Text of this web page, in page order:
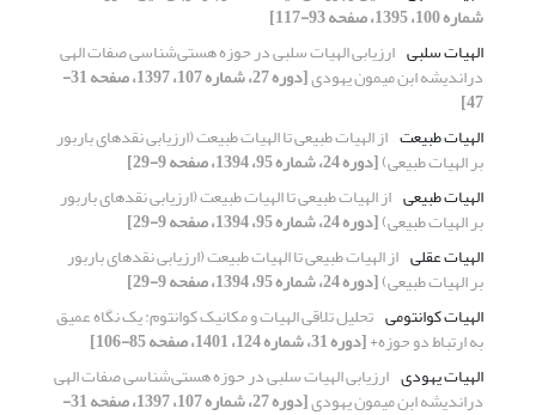
شماره 100، 1395، صفحه 93-117]
الهیات سلبی ارزیابی الهیات سلبی در حوزه هستی‌شناسی صفات الهی
دراندیشه‌ ابن میمون یهودی [دوره 27، شماره 107، 1397، صفحه 31-
47]
الهیات طبیعت از الهیات طبیعی تا الهیات طبیعت (ارزیابی نقدهای باربور
بر الهیات طبیعی)[دوره 24، شماره 95، 1394، صفحه 9-29]
الهیات طبیعی از الهیات طبیعی تا الهیات طبیعت (ارزیابی نقدهای باربور
بر الهیات طبیعی)[دوره 24، شماره 95، 1394، صفحه 9-29]
الهیات عقلی از الهیات طبیعی تا الهیات طبیعت (ارزیابی نقدهای باربور
بر الهیات طبیعی)[دوره 24، شماره 95، 1394، صفحه 9-29]
الهیات کوانتومی تحلیل تلاقی الهیات و مکانیک کوانتوم: یک نگاه عمیق
به ارتباط دو حوزه+[دوره 31، شماره 124، 1401، صفحه 85-106]
الهیات یهودی ارزیابی الهیات سلبی در حوزه هستی‌شناسی صفات الهی
دراندیشه‌ ابن میمون یهودی [دوره 27، شماره 107، 1397، صفحه 31-